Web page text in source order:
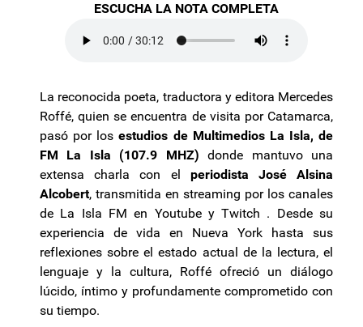
ESCUCHA LA NOTA COMPLETA
La reconocida poeta, traductora y editora Mercedes
Roffé, quien se encuentra de visita por Catamarca,
pasó por losestudios de Multimedios La Isla, de
FM La Isla (107.9 MHZ) donde mantuvo una
extensa charla con el periodista José Alsina
Alcobert, transmitida en streaming por los canales
de La Isla FM en Youtube y Twitch . Desde su
experiencia de vida en Nueva York hasta sus
reflexiones sobre el estado actual de la lectura, el
lenguaje y la cultura, Roffé ofreció un diálogo
lúcido, íntimo y profundamente comprometido con
su tiempo.